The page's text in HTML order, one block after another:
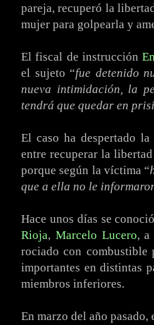
pareja, recuperó la
mujer para golpearla y
El fiscal de instrucción
el sujeto “fue detenido
nueva intimidación, la
tendrá que quedar en
El caso ha despertado
entre recuperar la
porque según la víctima “
que a ella no le
Hace unos días se
Rioja, Marcelo Lucero, a
rociado con combustible
importantes en distintas
miembros inferiores.
En marzo del año pasado,